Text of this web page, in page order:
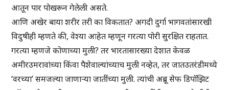
आतून पार पोखरून गेलेली असते.
आणि अखेर बाया शरीर तरी का विकतात? अगदी दुर्गा भागवतांसारखी
विदुषीही म्हणते की, वेश्या आहेत म्हणून गरत्या पोरी सुरक्षित राहतात.
गरत्या म्हणजे कोणाच्या मुली? तर भारतासारख्या देशात केवळ
अमीरउमरावांच्या किंवा पैशेवाल्यांच्याच मुली नव्हेत, तर जातउतरंडीमध्ये
‘वरच्या’ समजल्या जाणाऱ्या जातींच्या मुली. त्यांची अब्रू सेफ डिपॉझिट